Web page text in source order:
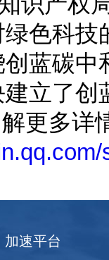
色科
蓝碳
立了
更多详
加速平台